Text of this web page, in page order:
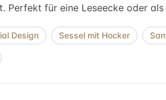
Perfekt für eine Leseecke oder
Design Sessel mit Hocker